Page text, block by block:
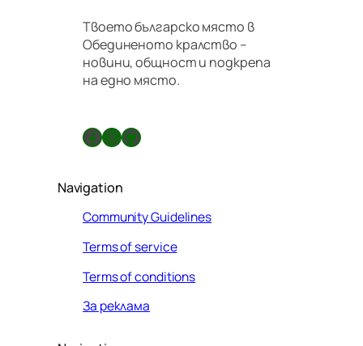
Твоето българско място в
Обединеното кралство –
новини, общност и подкрепа
на едно място.
Facebook X GitHub
Navigation
Community Guidelines
Terms of service
Terms of conditions
За реклама